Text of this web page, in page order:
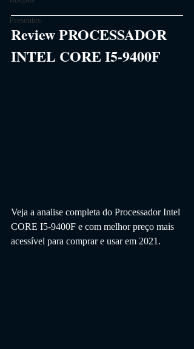
Presentes
Review PROCESSADOR
INTEL CORE I5-9400F
Veja a analise completa do Processador Intel
CORE I5-9400F e com melhor preço mais
acessível para comprar e usar em 2021.